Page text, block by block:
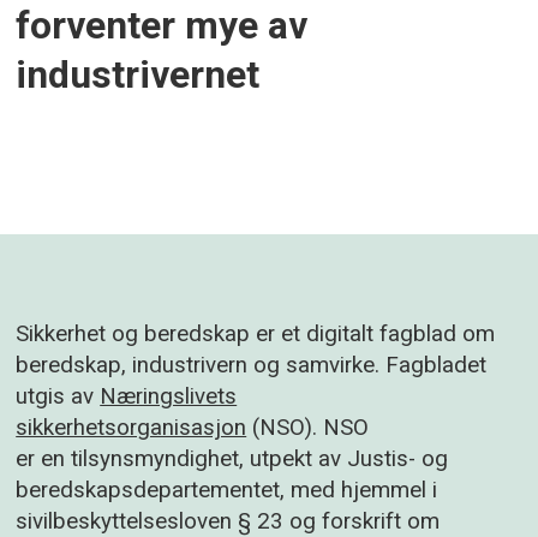
forventer mye av
industrivernet
Sikkerhet og beredskap er et digitalt fagblad om
beredskap, industrivern og samvirke. Fagbladet
utgis av Næringslivets
sikkerhetsorganisasjon (NSO). NSO
er en tilsynsmyndighet, utpekt av Justis- og
beredskapsdepartementet, med hjemmel i
sivilbeskyttelsesloven § 23 og forskrift om